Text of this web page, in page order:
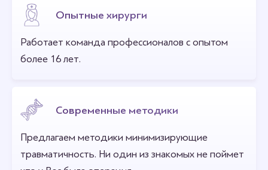
Опытные хирурги
Работает команда профессионалов с опытом
более 16 лет.
Современные методики
Предлагаем методики минимизирующие
травматичность. Ни один из знакомых не поймет